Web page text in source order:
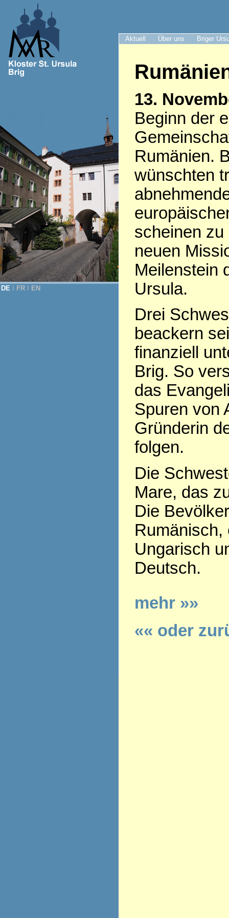
Aktuell Über uns Briger
DE FR EN
13.
Beginn der
Rumänien.
wünschten
scheinen
neuen
Meilenstein
Ursula.
Drei
beackern
finanziell
Brig. So
das
Spuren von
Gründerin
folgen.
Die
Mare, das
Die
Rumänisch,
Ungarisch
Deutsch.
mehr »»
«« oder